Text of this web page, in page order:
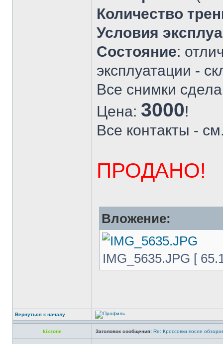
Количество
Условия
Состояние:
эксплуатации -
Все снимки
Цена: 3000!
Все контакты -
ПРОДАНО!
Вложение:
IMG_5635.JPG [
Вернуться к началу
kixzone Заголовок сообщения: Re: Кроссовки после